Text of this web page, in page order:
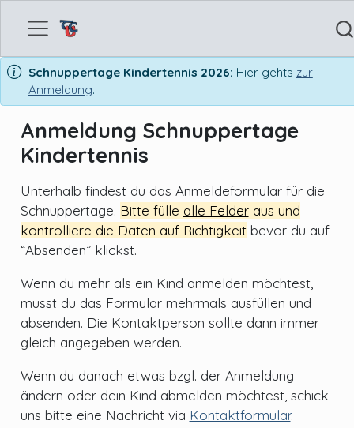
Schnuppertage Kindertennis 2026: Hier gehts zur
Anmeldung.
Anmeldung Schnuppertage
Kindertennis
Unterhalb findest du das Anmeldeformular für die
Schnuppertage. Bitte fülle alle Felderaus und
kontrolliere die Daten auf Richtigkeitbevor du auf
“Absenden” klickst.
Wenn du mehr als ein Kind anmelden möchtest,
musst du das Formular mehrmals ausfüllen und
absenden. Die Kontaktperson sollte dann immer
gleich angegeben werden.
Wenn du danach etwas bzgl. der Anmeldung
ändern oder dein Kind abmelden möchtest, schick
uns bitte eine Nachricht via Kontaktformular.